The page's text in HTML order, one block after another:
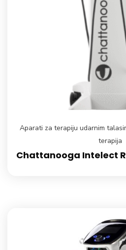
Aparati za terapiju udarnim
terapija
Chattanooga Intelect